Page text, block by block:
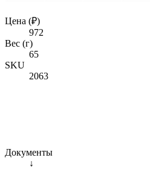
Цена (₽)
972
Вес (г)
65
SKU
2063
Документы
↓